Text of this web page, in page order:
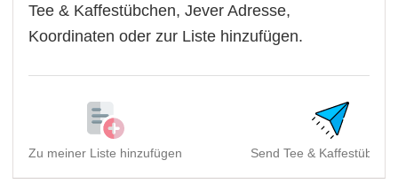
Tee & Kaffestübchen, Jever Adresse,
Koordinaten oder zur Liste hinzufügen.
Zu meiner Liste hinzufügen Send Tee &